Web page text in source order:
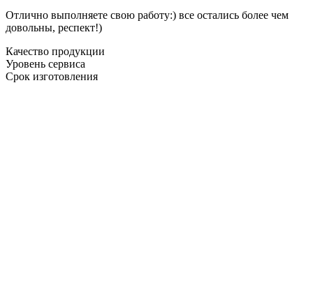
Отлично выполняете свою работу:) все остались более чем
довольны, респект!)
Качество продукции
Уровень сервиса
Срок изготовления